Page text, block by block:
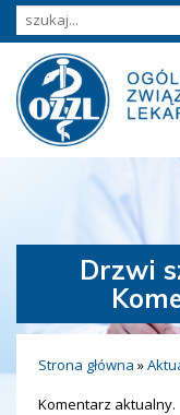
Drzwi
Strona główna »
Komentarz aktualny.